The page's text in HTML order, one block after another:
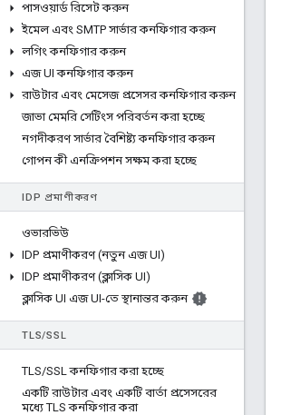
পাসওয়ার্ড রিসেট করুন
ইমেল এবং SMTP সার্ভার কনফিগার করুন
লগিং কনফিগার করুন
এজ UI কনফিগার করুন
রাউটার এবং মেসেজ প্রসেসর কনফিগার করুন
জাভা মেমরি সেটিংস পরিবর্তন করা হচ্ছে
নগদীকরণ সার্ভার বৈশিষ্ট্য কনফিগার করুন
গোপন কী এনক্রিপশন সক্ষম করা হচ্ছে
IDP প্রমাণীকরণ
ওভারভিউ
IDP প্রমাণীকরণ (নতুন এজ UI)
IDP প্রমাণীকরণ (ক্লাসিক UI)
ক্লাসিক UI এজ UI-তে স্থানান্তর করুন
TLS/SSL
TLS/SSL কনফিগার করা হচ্ছে
একটি রাউটার এবং একটি বার্তা প্রসেসরের
মধ্যে TLS কনফিগার করা